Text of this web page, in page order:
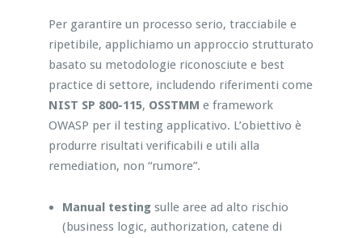
Per garantire un processo serio, tracciabile e
ripetibile, applichiamo un approccio strutturato
basato su metodologie riconosciute e best
practice di settore, includendo riferimenti come
NIST SP 800-115, OSSTMM e framework
OWASP per il testing applicativo. L’obiettivo è
produrre risultati verificabili e utili alla
remediation, non “rumore”.
Manual testingsulle aree ad alto rischio
(business logic, authorization, catene di